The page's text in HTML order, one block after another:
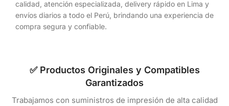
calidad, atención especializada, delivery rápido en Lima y
envíos diarios a todo el Perú, brindando una experiencia de
compra segura y confiable.
✅ Productos Originales y Compatibles
Garantizados
Trabajamos con suministros de impresión de alta calidad